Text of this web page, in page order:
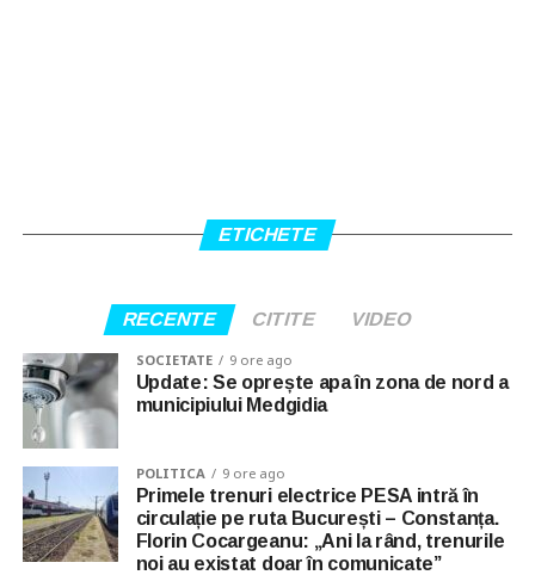
ETICHETE
RECENTE CITITE VIDEO
SOCIETATE 9 ore ago
Update: Se oprește apa în zona de nord a
municipiului Medgidia
POLITICA 9 ore ago
Primele trenuri electrice PESA intră în
circulație pe ruta București – Constanța.
Florin Cocargeanu: „Ani la rând, trenurile
noi au existat doar în comunicate”